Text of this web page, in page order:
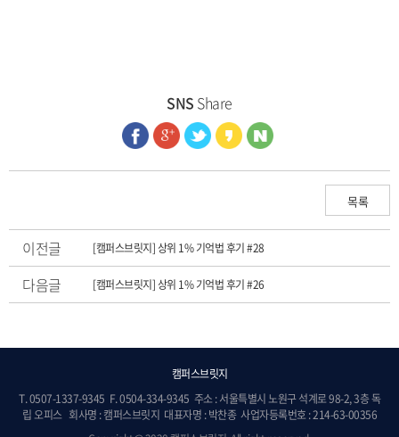
SNS Share
목록
이전글 [캠퍼스브릿지] 상위 1% 기억법 후기 #28
다음글 [캠퍼스브릿지] 상위 1% 기억법 후기 #26
캠퍼스브릿지
T. 0507-1337-9345 F. 0504-334-9345 주소 : 서울특별시 노원구 석계로 98-2, 3층 독
립 오피스 회사명 : 캠퍼스브릿지 대표자명 : 박찬종 사업자등록번호 : 214-63-00356